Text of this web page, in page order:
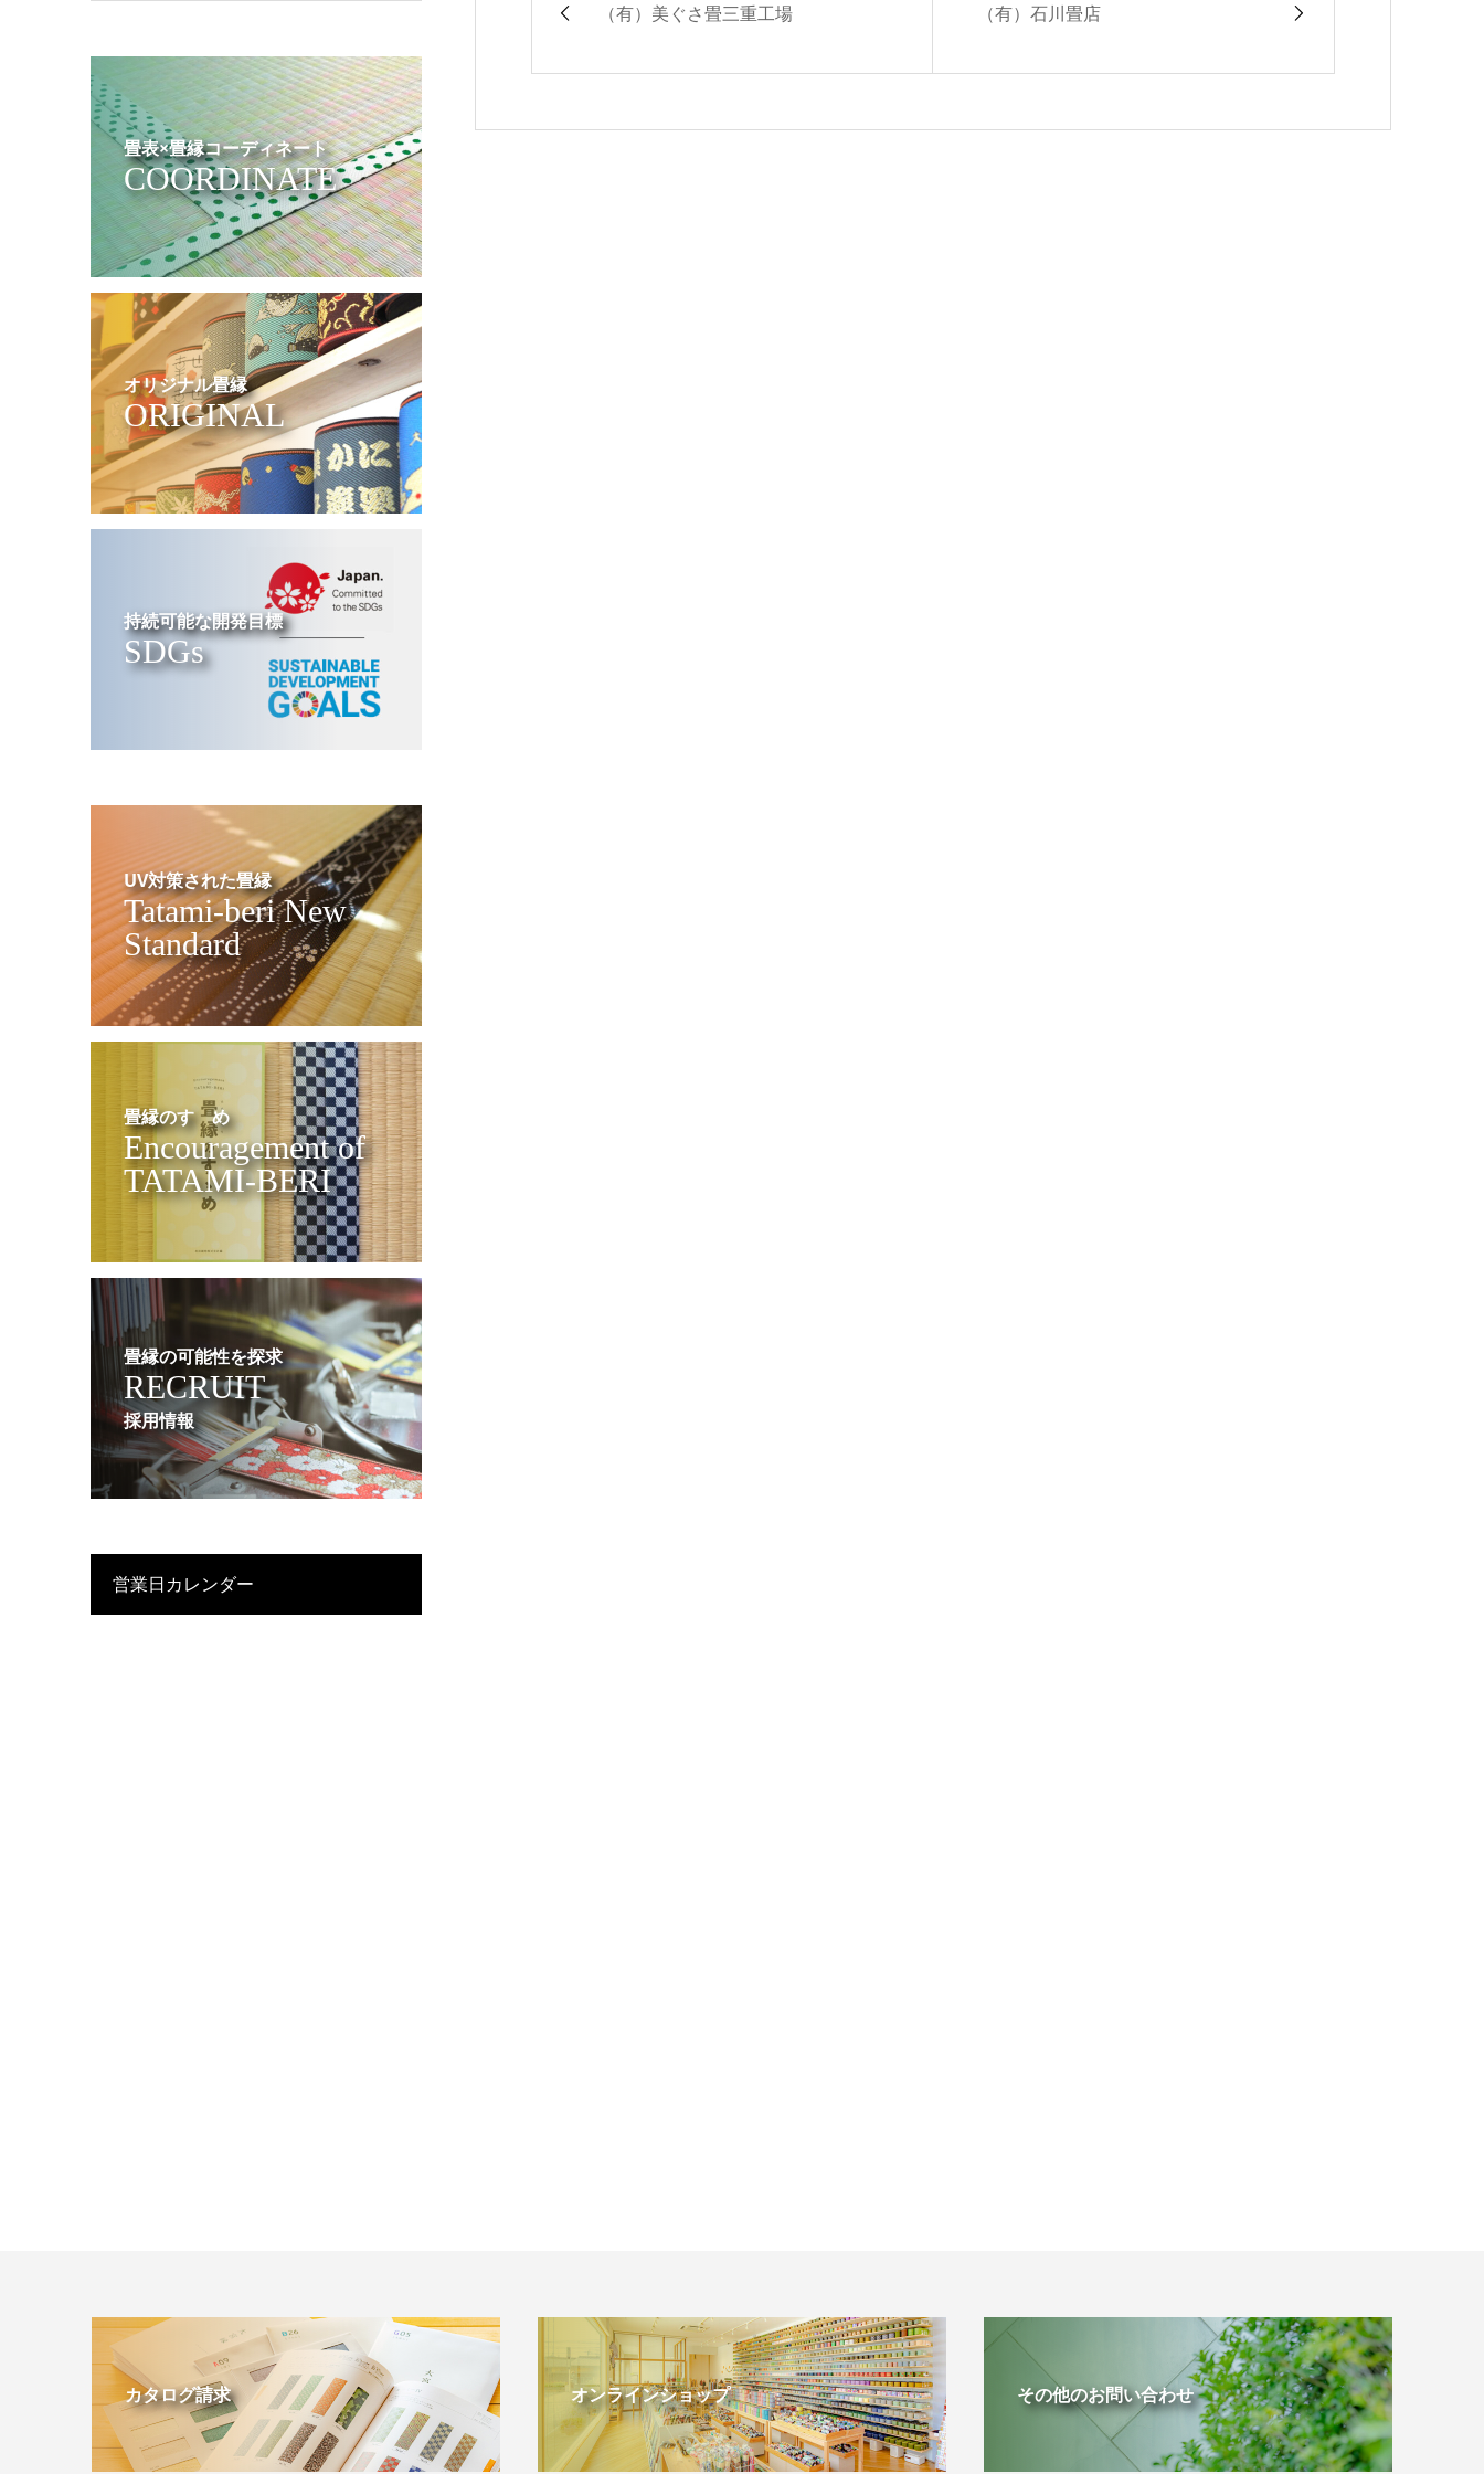
（有）美ぐさ畳三重工場 （有）石川畳店
畳表×畳縁コーディネート
COORDINATE
オリジナル畳縁
ORIGINAL
持続可能な開発目標
SDGs
UV対策された畳縁
Tatami-beri New
Standard
畳縁のすゝめ
Encouragement of
TATAMI-BERI
畳縁の可能性を探求
RECRUIT
採用情報
営業日カレンダー
カタログ請求 オンラインショップ その他のお問い合わせ